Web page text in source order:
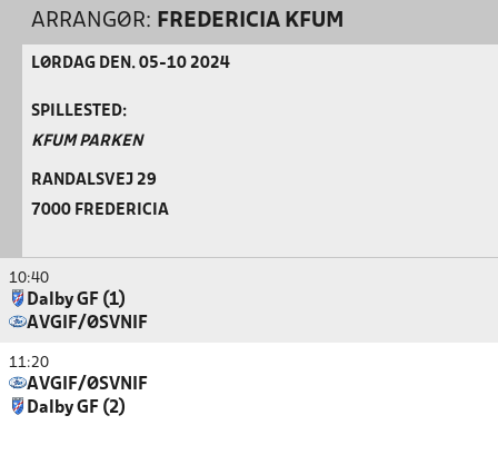
ARRANGØR: FREDERICIA KFUM
LØRDAG DEN. 05-10 2024
SPILLESTED:
KFUM PARKEN
RANDALSVEJ 29
7000 FREDERICIA
10:40
Dalby GF (1)
AVGIF/ØSVNIF
11:20
AVGIF/ØSVNIF
Dalby GF (2)